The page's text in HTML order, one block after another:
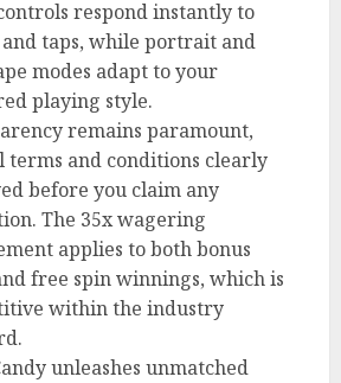
respond instantly to
and taps, while portrait and
modes adapt to your
playing style.
remains paramount,
terms and conditions clearly
before you claim any
The 35x wagering
applies to both bonus
free spin winnings, which is
within the industry
unleashes unmatched